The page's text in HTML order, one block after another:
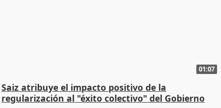
01:07
Saiz atribuye el impacto positivo de la
regularización al "éxito colectivo" del Gobierno